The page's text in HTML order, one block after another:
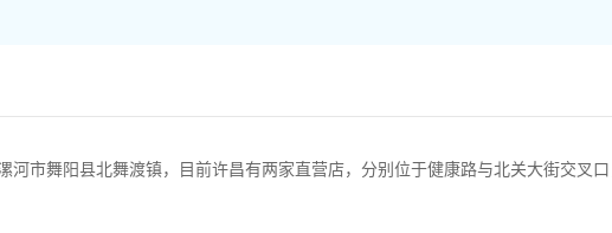
河市舞阳县北舞渡镇，目前许昌有两家直营店，分别位于健康路与北关大街交叉